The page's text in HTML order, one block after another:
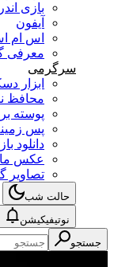
بازی
آیفون
اس ام
معرفی
سرگرمی
ابزار
محافظ
پوسته
پس
دانلود
عکس
تصاویر
حالت شب
نوتیفیکیشن
جستجو